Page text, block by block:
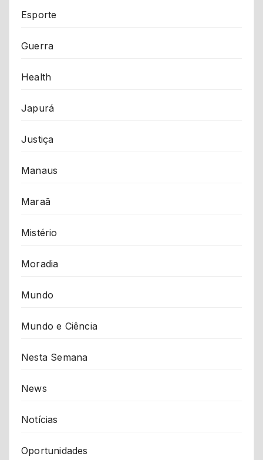
Esporte
Guerra
Health
Japurá
Justiça
Manaus
Maraã
Mistério
Moradia
Mundo
Mundo e Ciência
Nesta Semana
News
Notícias
Oportunidades